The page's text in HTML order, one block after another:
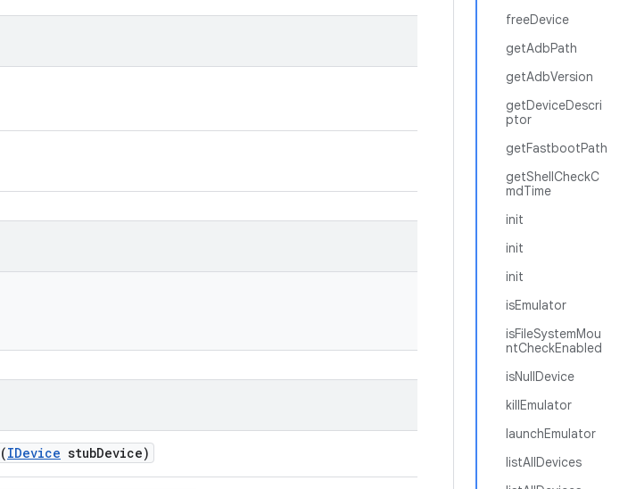
freeDevice
getAdbPath
getAdbVersion
getDeviceDescri
ptor
getFastbootPath
getShellCheckC
mdTime
init
init
init
isEmulator
isFileSystemMou
ntCheckEnabled
isNullDevice
killEmulator
launchEmulator
listAllDevices
(IDevice stubDevice)